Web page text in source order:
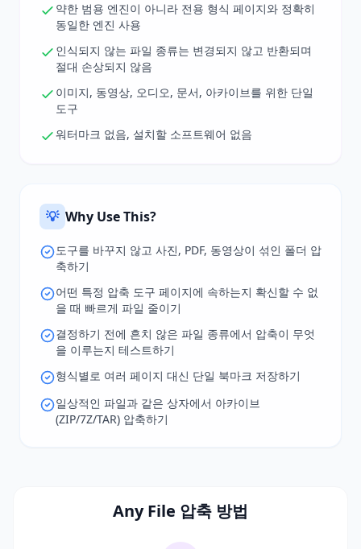
약한 범용 엔진이 아니라 전용 형식 페이지와 정확히
동일한 엔진 사용
인식되지 않는 파일 종류는 변경되지 않고 반환되며
절대 손상되지 않음
이미지, 동영상, 오디오, 문서, 아카이브를 위한 단일
도구
워터마크 없음, 설치할 소프트웨어 없음
💡 Why Use This?
도구를 바꾸지 않고 사진, PDF, 동영상이 섞인 폴더 압
축하기
어떤 특정 압축 도구 페이지에 속하는지 확신할 수 없
을 때 빠르게 파일 줄이기
결정하기 전에 흔치 않은 파일 종류에서 압축이 무엇
을 이루는지 테스트하기
형식별로 여러 페이지 대신 단일 북마크 저장하기
일상적인 파일과 같은 상자에서 아카이브
(ZIP/7Z/TAR) 압축하기
Any File 압축 방법